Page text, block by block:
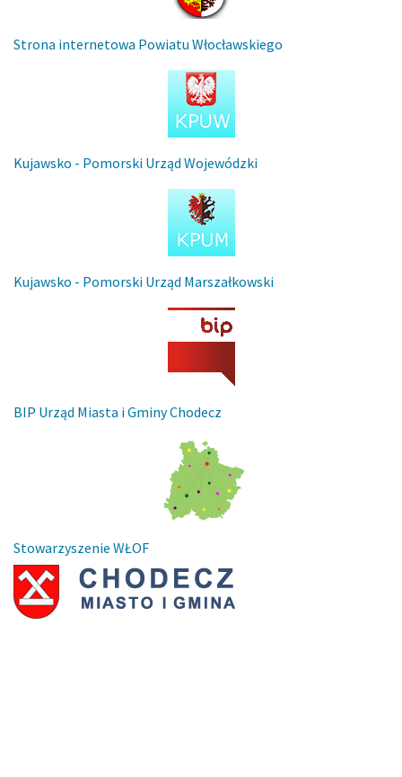
Strona internetowa Powiatu Włocławskiego
Kujawsko - Pomorski Urząd Wojewódzki
Kujawsko - Pomorski Urząd Marszałkowski
BIP Urząd Miasta i Gminy Chodecz
Stowarzyszenie WŁOF